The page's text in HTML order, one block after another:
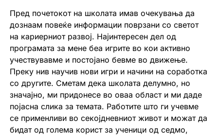
Пред почетокот на школата имав очекувања да
дознаам повеќе информации поврзани со светот
на кариерниот развој. Најинтересен дел од
програмата за мене беа игрите во кои активно
учествувавме и постојано бевме во движење.
Преку нив научив нови игри и начини на соработка
со другите. Сметам дека школата делумно, но
значајно, ми придонесе во оваа област и ми даде
појасна слика за темата. Работите што ги учевме
се применливи во секојдневниот живот и можат да
бидат од голема корист за ученици од седмо,